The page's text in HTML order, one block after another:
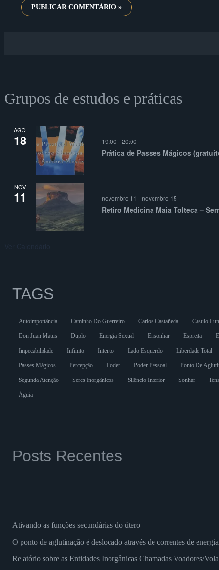
Grupos de estudos e práticas
AGO
18 19:00 -20:00
Prática de Passes Mágicos
NOV
11 novembro 11 - novembro 15
Retiro Medicina Maia Tolteca –
TAGS
Autoimportância Caminho Do Guerreiro Carlos Castañeda Casulo
Don Juan Matus Duplo Energia Sexual Ensonhar Espreita
Impecabilidade Infinito Intento Lado Esquerdo Liberdade Total
Passes Mágicos Percepção Poder Poder Pessoal Ponto De
Segunda Atenção Seres Inorgânicos Silêncio Interior Sonhar
Águia
Posts Recentes
Ativando as funções secundárias do útero
O ponto de aglutinação é deslocado através de correntes de energia
Relatório sobre as Entidades Inorgânicas Chamadas Voadores/